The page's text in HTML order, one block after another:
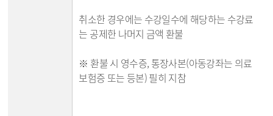
취소한 경우에는 수강일수에 해당하는 수강료
는 공제한 나머지 금액 환불
※ 환불 시 영수증, 통장사본(아동강좌는 의료
보험증 또는 등본) 필히 지참